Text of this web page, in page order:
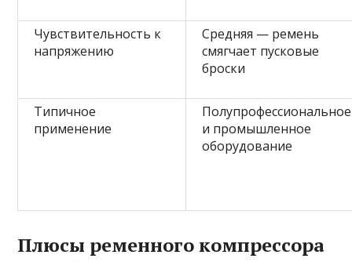
Чувствительность к
напряжению
Средняя — ремень
смягчает пусковые
броски
Типичное
применение
Полупрофессиональное
и промышленное
оборудование
Плюсы ременного компрессора